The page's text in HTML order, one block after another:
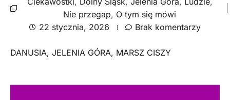
Nie przegap, O tym się mówi
22 stycznia, 2026
Brak komentarzy
DANUSIA, JELENIA GÓRA, MARSZ CISZY